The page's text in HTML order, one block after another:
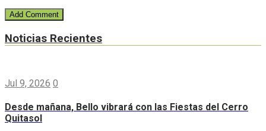
Noticias Recientes
Jul 9, 2026 0
Desde mañana, Bello vibrará con las Fiestas del Cerro
Quitasol